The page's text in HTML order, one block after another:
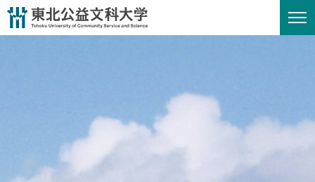
ペ
メニューを飛ばして本文へ